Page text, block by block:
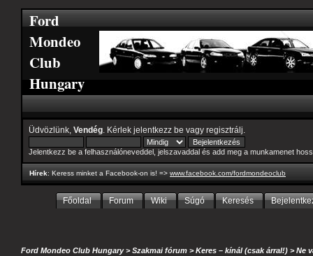
Ford
Mondeo
Club
Hungary
Üdvözlünk, Vendég . Kérlek jelentkezz be vagy regisztrálj
Jelentkezz be a felhasználóneveddel, jelszavaddal és add meg a munkamenet
Hírek: Keress minket a Facebook-on is! => www.facebook.com/fordmondeoclub
Főoldal Forum Wiki Súgó Keresés
Ford Mondeo Club Hungary>Szakmai fórum >Keres – kínál (csak árral!) >Ne